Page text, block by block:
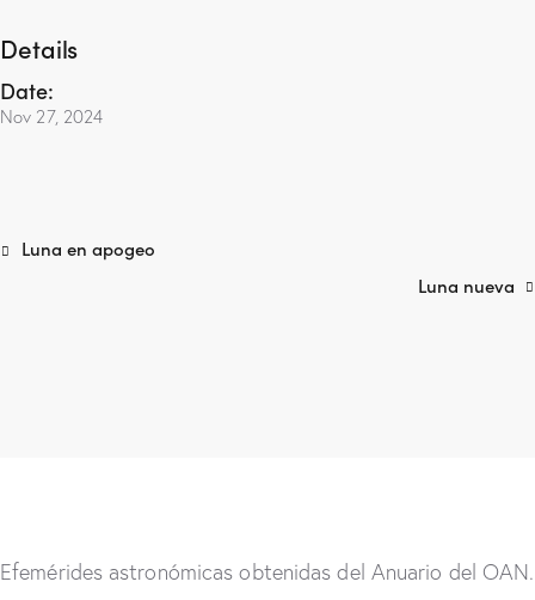
Details
Date:
Nov 27, 2024
Luna en apogeo
Luna nueva
Efemérides astronómicas obtenidas del Anuario del OAN.